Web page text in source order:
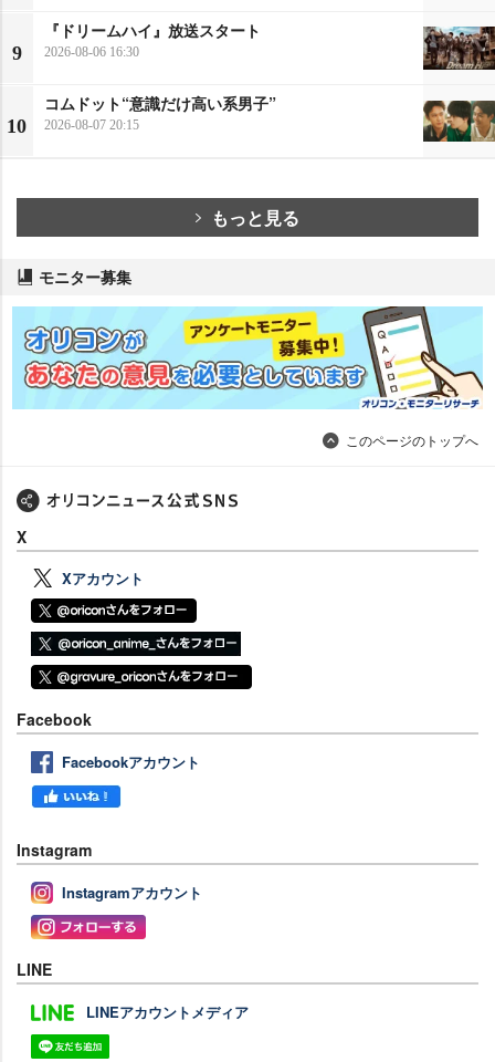
9
『ドリームハイ』放送スタート
2026-08-06 16:30
10
コムドット“意識だけ高い系男子”
2026-08-07 20:15
もっと見る
モニター募集
このページのトップへ
X
Xアカウント
Facebook
Facebookアカウント
Instagram
Instagramアカウント
LINE
LINEアカウントメディア